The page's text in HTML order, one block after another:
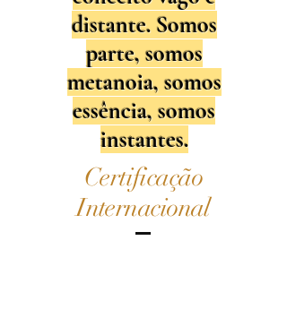
distante. Somos
parte, somos
metanoia, somos
essência, somos
instantes.
Certificação
Internacional